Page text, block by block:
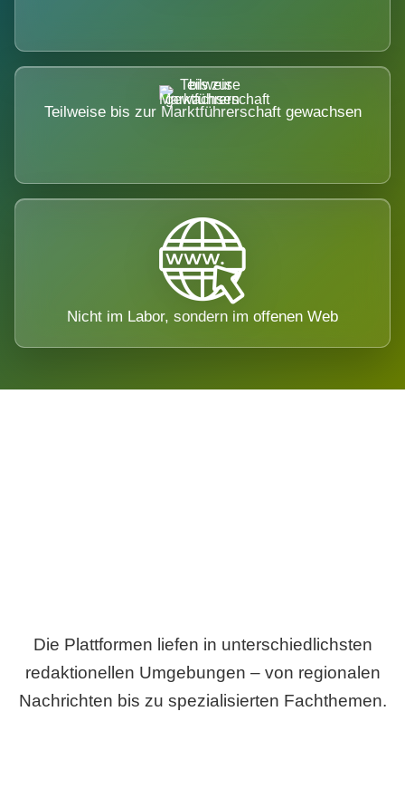
Teilweise bis zur Marktführerschaft gewachsen
Nicht im Labor, sondern im offenen Web
Die Plattformen liefen in unterschiedlichsten
redaktionellen Umgebungen – von regionalen
Nachrichten bis zu spezialisierten Fachthemen.